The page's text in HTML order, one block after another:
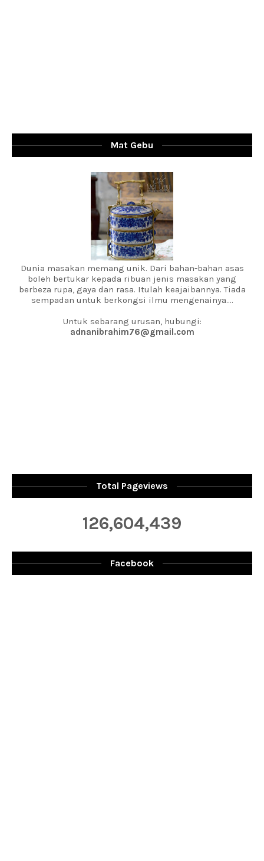
Mat Gebu
Dunia masakan memang unik. Dari bahan-bahan asas
boleh bertukar kepada ribuan jenis masakan yang
berbeza rupa, gaya dan rasa. Itulah keajaibannya. Tiada
sempadan untuk berkongsi ilmu mengenainya....
Untuk sebarang urusan, hubungi:
adnanibrahim76@gmail.com
Total Pageviews
126,604,439
Facebook